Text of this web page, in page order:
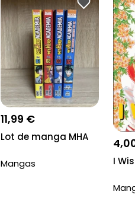
11,99 €
Lot de manga MHA
Mangas I